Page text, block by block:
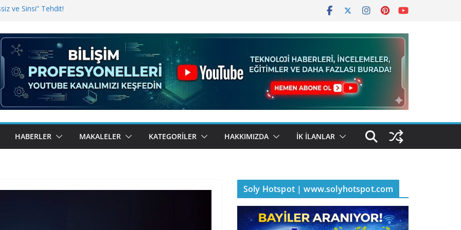
ve Sinsi” Tehdit!
Bugün BulutTahsilat’ta
Kemal Oral Tüm Sorularımızı
HABERLER MAKALELER KATEGORILER HAKKIMIZDA İK İLANLAR
Soly Hotspot | www.solyhotspot.com